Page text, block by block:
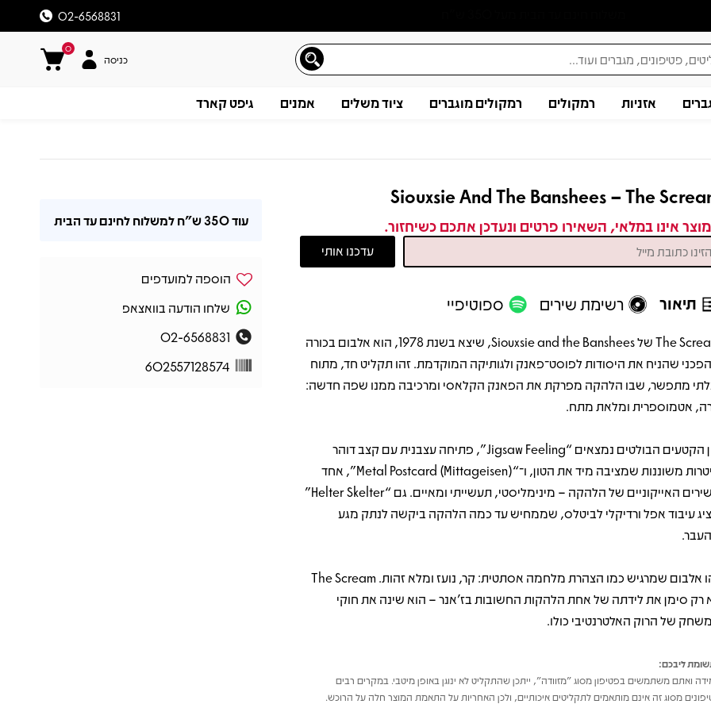
02-6568831
0
כניסה
אזניות רמקולים רמקולים מוגברים ציוד משלים אמנים גיפט קארד
Siouxsie And The Banshees – The
אינו במלאי, השאירו פרטים ונעדכן אתכם כשיחזור.
תיאור רשימת שירים ספוטיפיי
תיאור
The Scream של Siouxsie and the Banshees, שיצא בשנת 1978, הוא אלבום בכורה
שהניח את היסודות לפוסט־פאנק ולגותיקה המוקדמת. זהו תקליט חד, מתוח
מתפשר, שבו הלהקה מפרקת את הפאנק הקלאסי ומרכיבה ממנו שפה חדשה:
אטמוספרית ומלאת מתח.
בין הקטעים הבולטים נמצאים “Jigsaw Feeling”, פתיחה עצבנית עם קצב דוהר
וגיטרות משוננות שמציבה מיד את הטון, ו־“Metal Postcard (Mittageisen)”, אחד
השירים האייקוניים של הלהקה – מינימליסטי, תעשייתי ומאיים. גם “Helter Skelter”
עיבוד אפל ורדיקלי לביטלס, שממחיש עד כמה הלהקה ביקשה לנתק מגע
זהו אלבום שמרגיש כמו הצהרת מלחמה אסתטית: קר, נועז ומלא זהות. The Scream
רק סימן את לידתה של אחת הלהקות החשובות בז’אנר – הוא שינה את חוקי
של הרוק האלטרנטיבי כולו.
ליבכם:
ואתם משתמשים בפטיפון מסוג "מזוודה", ייתכן שהתקליט לא ינוגן באופן מיטבי. במקרים רבים
מסוג זה אינם מותאמים לתקליטים איכותיים, ולכן האחריות על התאמת המוצר חלה על הרוכש.
עוד350 ש"ח למשלוח לחינם עד הבית
הוספה למועדפים
שלחו הודעה בוואצאפ
02-6568831
602557128574